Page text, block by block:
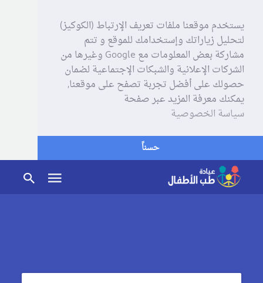
يستخدم موقعنا ملفات تعريف الإرتباط (الكوكيز)
لتحليل زياراتك وإستخدامك للموقع و تتم
مشاركة بعض المعلومات مع Google وغيرها من
الشركات الإعلانية والشبكات الإجتماعية لضمان
حصولك على أفضل تجربة تصفح على موقعنا,
يمكنك معرفة المزيد عبر صفحة
سياسة الخصوصية
حسناً